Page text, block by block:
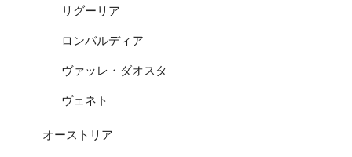
リグーリア
ロンバルディア
ヴァッレ・ダオスタ
ヴェネト
オーストリア